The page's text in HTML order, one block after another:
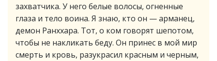
захватчика. У него белые волосы, огненные
глаза и тело воина. Я знаю, кто он — арманец,
демон Ранххара. Тот, о ком говорят шепотом,
чтобы не накликать беду. Он принес в мой мир
смерть и кровь, разукрасил красным и черным,